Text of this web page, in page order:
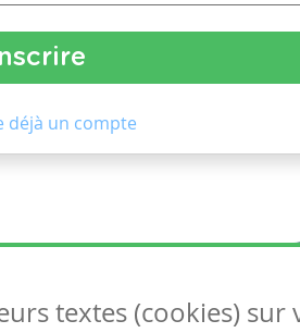
déjà un compte
textes (cookies)